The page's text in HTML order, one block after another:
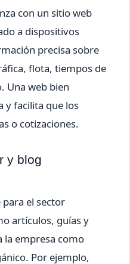
con un sitio web
a dispositivos
precisa sobre
flota, tiempos de
Una web bien
y facilita que los
o cotizaciones.
y blog
el sector
artículos, guías y
la empresa como
Por ejemplo,